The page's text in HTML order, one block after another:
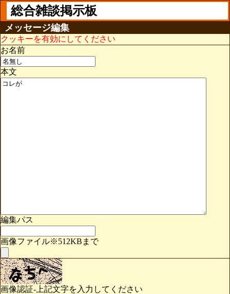
総合雑談掲示板
メッセージ編集
クッキーを有効にしてください
お名前
本文
編集パス
画像ファイル※512KBまで
画像認証-上記文字を入力してください